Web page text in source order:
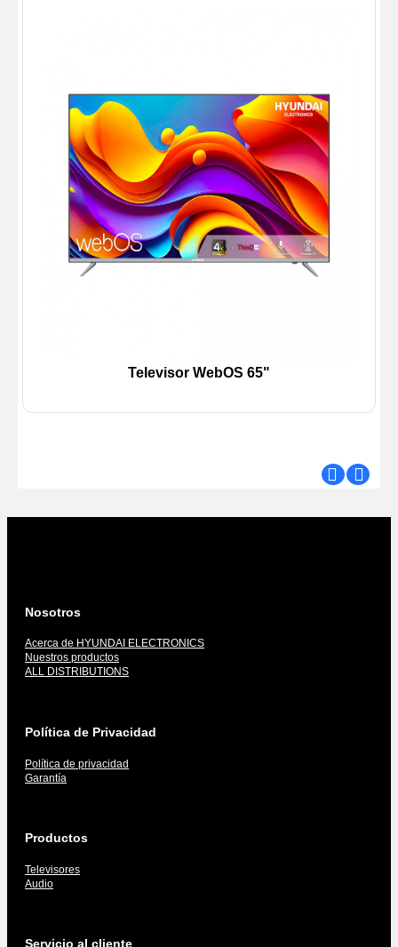
Televisor WebOS 65"
Nosotros
Acerca de HYUNDAI ELECTRONICS
Nuestros productos
ALL DISTRIBUTIONS
Política de Privacidad
Política de privacidad
Garantía
Productos
Televisores
Audio
Servicio al cliente